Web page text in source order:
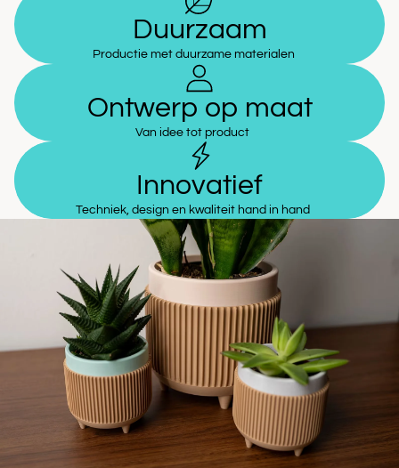
Duurzaam
Productie met duurzame materialen
Ontwerp op maat
Van idee tot product
Innovatief
Techniek, design en kwaliteit hand in hand